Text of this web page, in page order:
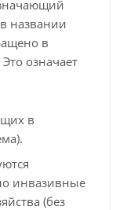
названии
в
означает
в
инвазивные
(без